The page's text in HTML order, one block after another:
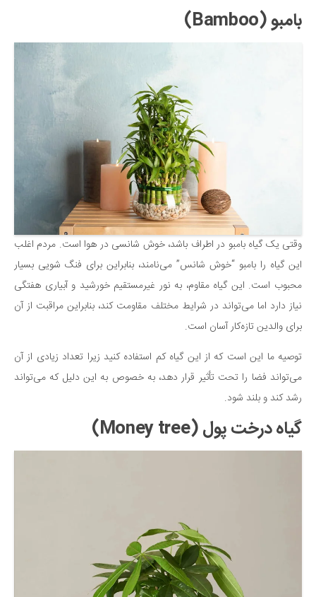
بامبو (Bamboo)
وقتی یک گیاه بامبو در اطراف باشد، خوش شانسی در هوا است. مردم اغلب
این گیاه را بامبو “خوش شانس” می‌نامند، بنابراین برای فنگ شویی بسیار
محبوب است. این گیاه مقاوم، به نور غیرمستقیم خورشید و آبیاری هفتگی
نیاز دارد اما می‌تواند در شرایط مختلف مقاومت کند، بنابراین مراقبت از آن
برای والدین تازه‌کار آسان است.
توصیه ما این است که از این گیاه کم استفاده کنید زیرا تعداد زیادی از آن
می‌تواند فضا را تحت تأثیر قرار دهد، به خصوص به این دلیل که می‌تواند
رشد کند و بلند شود.
گیاه درخت پول (Money tree)